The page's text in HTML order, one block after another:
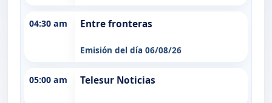
04:30 am Entre fronteras
Emisión del día 06/08/26
05:00 am Telesur Noticias